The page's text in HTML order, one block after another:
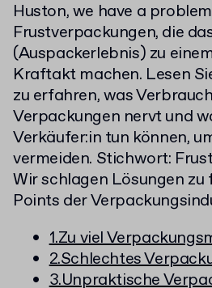
Huston, we have a
Frustverpackungen, die
(Auspackerlebnis) zu
Kraftakt machen. Lesen
zu erfahren, was
Verpackungen nervt und
Verkäufer:in tun können,
vermeiden. Stichwort:
Wir schlagen Lösungen zu
Points der
1.Zu viel
2.Schlechtes
3.Unpraktische